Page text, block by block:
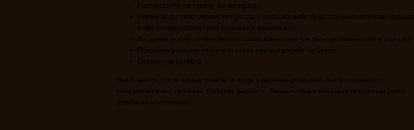
Настаивайте на своём, вы же правы!
Сломите детское упрямство (тогда у ребёнка либо будет заниженная самооценка,
либо он перестанет слышать ваши замечания)
Не давайте ему ничего делать самостоятельно (он же ещё маленький и глупый)!
Покажите ребёнку, что его мнение никто в расчёт не берёт
Постоянно ругайте
Выполняйте эти вредные советы и тогда у ребёнка довольно быстро возникнут
невротические симптомы. Ребёнок вырастит безвольным и малоинициативным (либо
упрямым и жестоким).